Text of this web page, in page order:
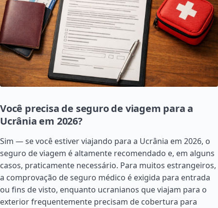
Você precisa de seguro de viagem para a
Ucrânia em 2026?
Sim — se você estiver viajando para a Ucrânia em 2026, o
seguro de viagem é altamente recomendado e, em alguns
casos, praticamente necessário. Para muitos estrangeiros,
a comprovação de seguro médico é exigida para entrada
ou fins de visto, enquanto ucranianos que viajam para o
exterior frequentemente precisam de cobertura para